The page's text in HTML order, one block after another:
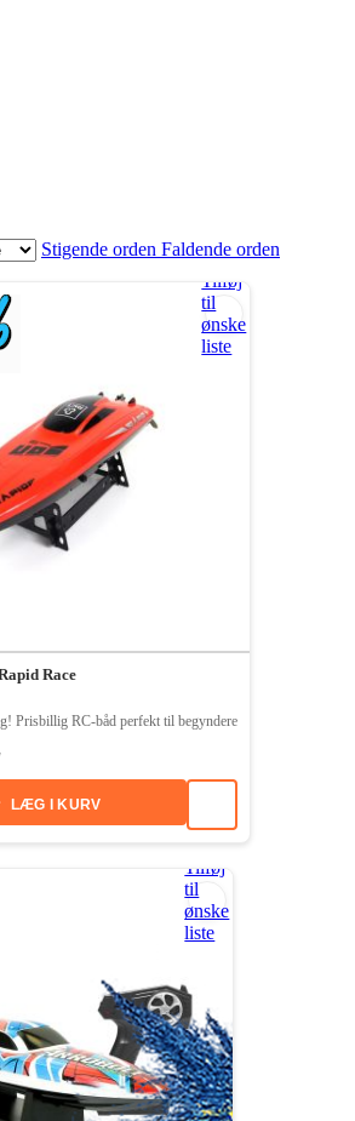
Stigende orden Faldende orden
Tilføj
til
ønske
liste
Race
Prisbillig RC-båd perfekt til begyndere
LÆG I KURV
Tilføj
til
ønske
liste